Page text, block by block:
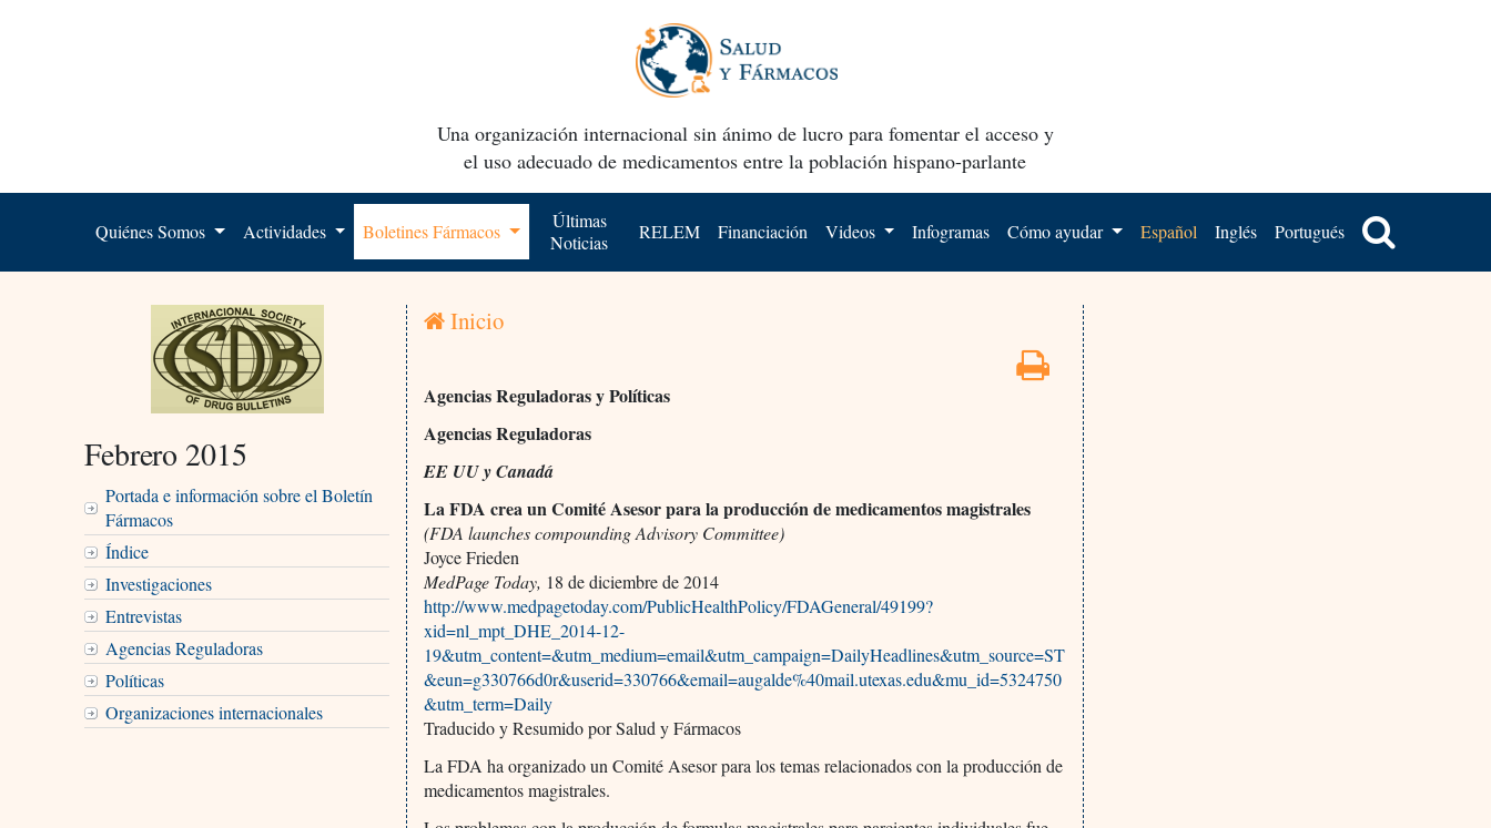
Una organización internacional sin ánimo de lucro para fomentar el acceso y
el uso adecuado de medicamentos entre la población hispano-parlante
Quiénes Somos Actividades Boletines Fármacos
Últimas
Noticias
RELEM Financiación Videos Infogramas Cómo ayudar Español Inglés Portugués
Febrero 2015
Portada e información sobre el Boletín
Fármacos
Índice
Investigaciones
Entrevistas
Agencias Reguladoras
Políticas
Organizaciones internacionales
Inicio
Agencias Reguladoras y Políticas
Agencias Reguladoras
EE UU y Canadá
La FDA crea un Comité Asesor para la producción de medicamentos magistrales
(FDA launches compounding Advisory Committee)
Joyce Frieden
MedPage Today, 18 de diciembre de 2014
http://www.medpagetoday.com/PublicHealthPolicy/FDAGeneral/49199?
xid=nl_mpt_DHE_2014-12-
19&utm_content=&utm_medium=email&utm_campaign=DailyHeadlines&utm_source=ST
&eun=g330766d0r&userid=330766&email=augalde%40mail.utexas.edu&mu_id=5324750
&utm_term=Daily
Traducido y Resumido por Salud y Fármacos
La FDA ha organizado un Comité Asesor para los temas relacionados con la producción de
medicamentos magistrales.